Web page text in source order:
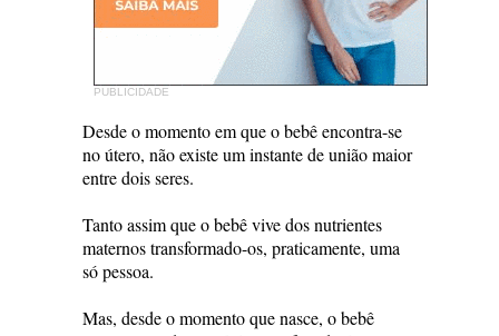
PUBLICIDADE
Desde o momento em que o bebê encontra-se
no útero, não existe um instante de união maior
entre dois seres.
Tanto assim que o bebê vive dos nutrientes
maternos transformado-os, praticamente, uma
só pessoa.
Mas, desde o momento que nasce, o bebê